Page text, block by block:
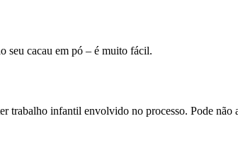
seu cacau em pó – é muito fácil.
trabalho infantil envolvido no processo. Pode